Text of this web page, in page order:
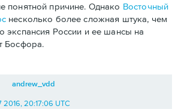
понятной причине. Однако Восточный
несколько более сложная штука, чем
экспансия России и ее шансы на
Босфора.
andrew_vdd
2016, 20:17:06 UTC